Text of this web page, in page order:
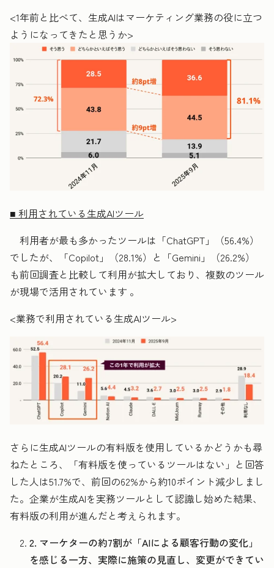
<1年前と比べて、生成AIはマーケティング業務の役に立つ
ようになってきたと思うか>
■ 利用されている生成AIツール
利用者が最も多かったツールは「ChatGPT」（56.4%）
でしたが、「Copilot」（28.1%）と「Gemini」（26.2%）
も前回調査と比較して利用が拡大しており、複数のツール
が現場で活用されています 。
<業務で利用されている生成AIツール>
さらに生成AIツールの有料版を使用しているかどうかも尋
ねたところ、「有料版を使っているツールはない」と回答
した人は51.7%で、前回の62%から約10ポイント減少しまし
た。企業が生成AIを実務ツールとして認識し始めた結果、
有料版の利用が進んだと考えられます。
2. マーケターの約7割が「AIによる顧客行動の変化」
を感じる一方、実際に施策の見直し、変更ができてい